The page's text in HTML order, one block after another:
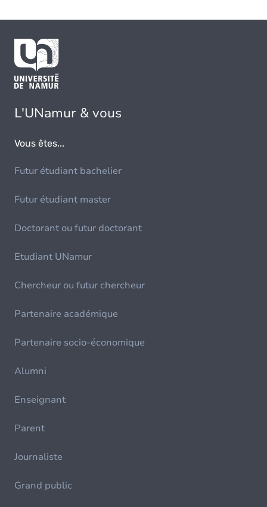
L'UNamur & vous
Vous êtes...
Futur étudiant bachelier
Futur étudiant master
Doctorant ou futur doctorant
Etudiant UNamur
Chercheur ou futur chercheur
Partenaire académique
Partenaire socio-économique
Alumni
Enseignant
Parent
Journaliste
Grand public